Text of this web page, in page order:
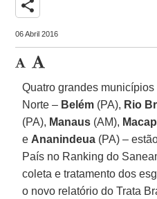
share
06 Abril 2016
Quatro grandes
Norte – Belém (PA), Rio
(PA), Manaus (AM),
e Ananindeua (PA) –
País no Ranking do
coleta e tratamento dos
o novo relatório do Trata